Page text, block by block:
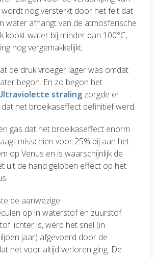
nog versterkt door het feit dat
water afhangt van de atmosferische
kookt water bij minder dan 100°C,
nog vergemakkelijkt.
de druk vroeger lager was omdat
begon. En zo begon het
straling zorgde er
het broeikaseffect definitief werd.
gas dat het broeikaseffect enorm
misschien voor 25% bij aan het
op Venus en is waarschijnlijk de
uit de hand gelopen effect op het
de aanwezige
op in waterstof en zuurstof.
lichter is, werd het snel (in
jaar) afgevoerd door de
het voor altijd verloren ging. De